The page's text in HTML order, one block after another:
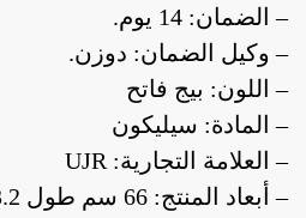
– الضمان: 14 يوم.
– وكيل الضمان: دوزن.
– اللون: بيج فاتح
– المادة: سيليكون
– العلامة التجارية: UJR